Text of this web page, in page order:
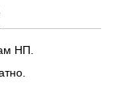
НП.